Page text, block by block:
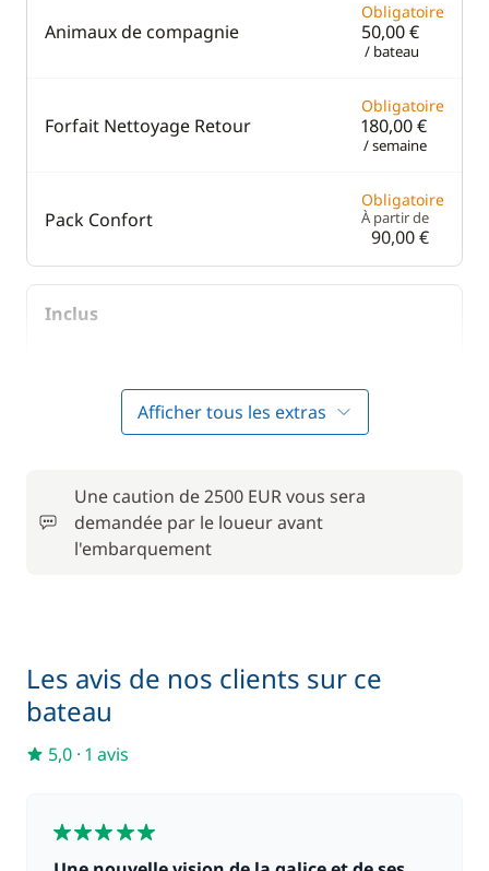
Animaux de compagnie
Obligatoire
50,00 €
/ bateau
Forfait Nettoyage Retour
Obligatoire
180,00 €
/ semaine
Pack Confort
Obligatoire
À partir de
90,00 €
Inclus
Literie
Serviettes
Skipper (repas non inclus)
Afficher tous les extras
Une caution de 2500 EUR vous sera
demandée par le loueur avant
l'embarquement
Les avis de nos clients sur ce
bateau
5,0 · 1 avis